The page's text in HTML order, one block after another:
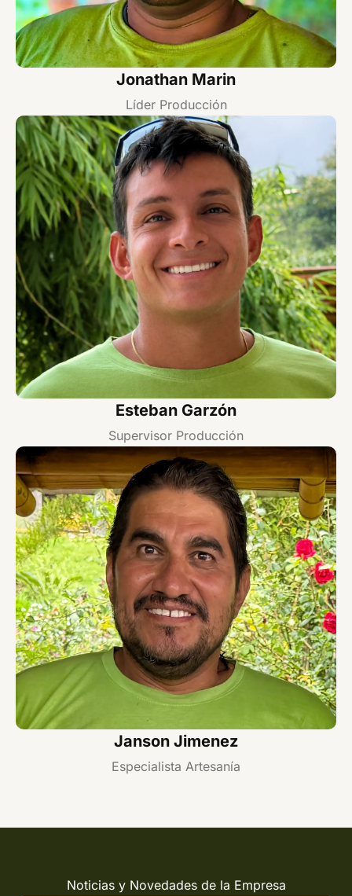
Jonathan Marin
Líder Producción
Esteban Garzón
Supervisor Producción
Janson Jimenez
Especialista Artesanía
Noticias y Novedades de la Empresa